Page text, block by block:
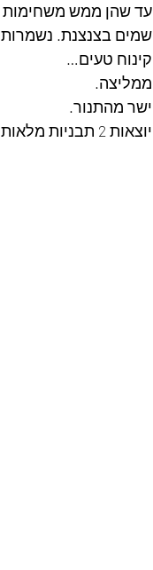
עד שהן ממש משחימות
שמים בצנצנת.
קינוח טעים…
ממליצה.
ישר מהתנור.
יוצאות 2 תבניות מלאות.